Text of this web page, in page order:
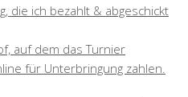
die ich bezahlt & abgeschickt
auf dem das Turnier
für Unterbringung zahlen.